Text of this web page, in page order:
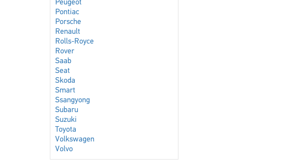
Peugeot
Pontiac
Porsche
Renault
Rolls-Royce
Rover
Saab
Seat
Skoda
Smart
Ssangyong
Subaru
Suzuki
Toyota
Volkswagen
Volvo